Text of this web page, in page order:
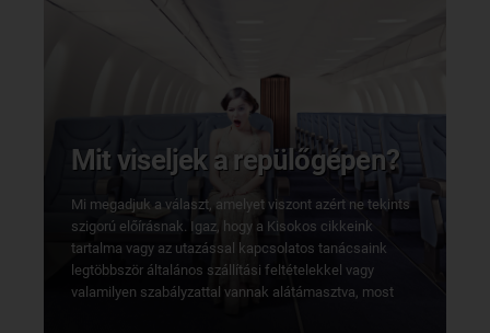
Mit viseljek a repülőgépen?
Mi megadjuk a választ, amelyet viszont azért ne tekints
szigorú előírásnak. Igaz, hogy a Kisokos cikkeink
tartalma vagy az utazással kapcsolatos tanácsaink
legtöbbször általános szállítási feltételekkel vagy
valamilyen szabályzattal vannak alátámasztva, most